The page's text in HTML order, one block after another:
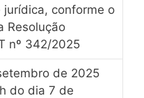
jurídica, conforme o
Resolução
nº 342/2025
de 2025
do dia 7 de